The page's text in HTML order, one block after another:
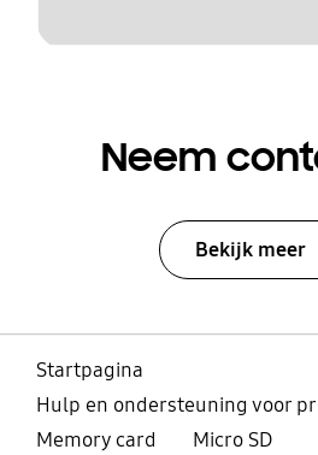
Neem
Bekijk meer
Startpagina
Hulp en ondersteuning voor
Memory card
Micro SD